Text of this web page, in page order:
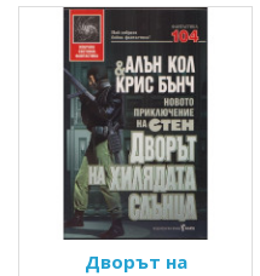
Дворът на